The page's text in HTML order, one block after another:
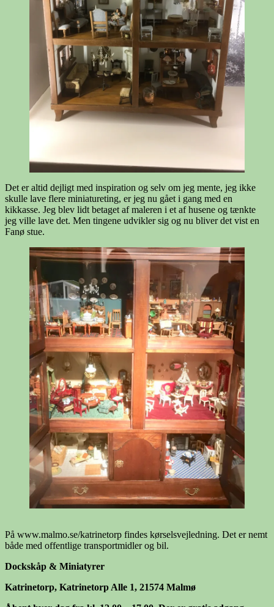
Det er altid dejligt med inspiration og selv om jeg mente, jeg ikke
skulle lave flere miniatureting, er jeg nu gået i gang med en
kikkasse. Jeg blev lidt betaget af maleren i et af husene og tænkte
jeg ville lave det. Men tingene udvikler sig og nu bliver det vist en
Fanø stue.
På www.malmo.se/katrinetorp findes kørselsvejledning. Det er nemt
både med offentlige transportmidler og bil.
Dockskåp & Miniatyrer
Katrinetorp, Katrinetorp Alle 1, 21574 Malmø